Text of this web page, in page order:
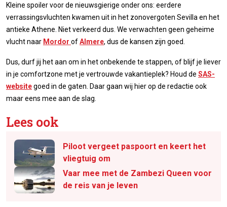
Kleine spoiler voor de nieuwsgierige onder ons: eerdere
verrassingsvluchten kwamen uit in het zonovergoten Sevilla en het
antieke Athene. Niet verkeerd dus. We verwachten geen geheime
vlucht naar Mordor ofAlmere, dus de kansen zijn goed.
Dus, durf jij het aan om in het onbekende te stappen, of blijf je liever
in je comfortzone met je vertrouwde vakantieplek? Houd de SAS-
websitegoed in de gaten. Daar gaan wij hier op de redactie ook
maar eens mee aan de slag.
Lees ook
Piloot vergeet paspoort en keert het
vliegtuig om
Vaar mee met de Zambezi Queen voor
de reis van je leven